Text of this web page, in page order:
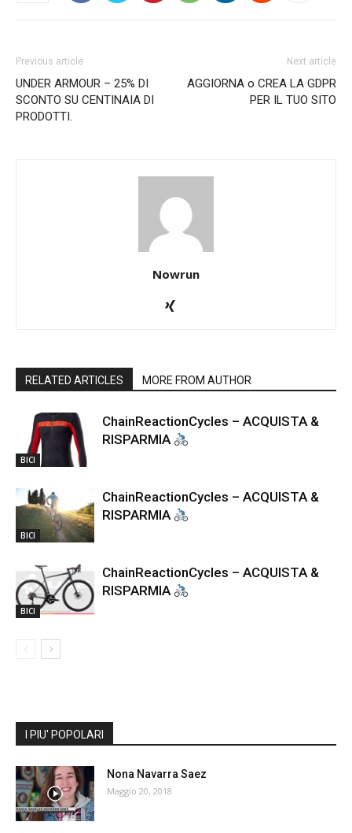
Previous article
UNDER ARMOUR – 25% DI
SCONTO SU CENTINAIA DI
PRODOTTI.
Next article
AGGIORNA o CREA LA GDPR
PER IL TUO SITO
Nowrun
RELATED ARTICLES MORE FROM AUTHOR
BICI
ChainReactionCycles – ACQUISTA &
RISPARMIA
BICI
ChainReactionCycles – ACQUISTA &
RISPARMIA
BICI
ChainReactionCycles – ACQUISTA &
RISPARMIA
I PIU' POPOLARI
Nona Navarra Saez
Maggio 20, 2018